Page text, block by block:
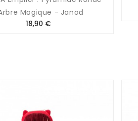
Magique - Janod
18,90 €Prix